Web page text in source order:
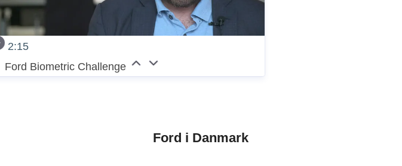
2:15
Ford Biometric Challenge
Ford i Danmark